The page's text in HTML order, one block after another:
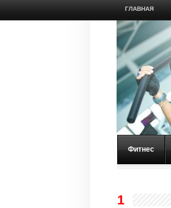
ГЛАВНАЯ
Фитнес
1